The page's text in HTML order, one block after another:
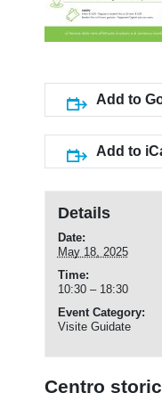
Add to
Add to
Details
Date:
May 18, 2025
Time:
10:30 – 18:30
Event Category:
Visite Guidate
Centro